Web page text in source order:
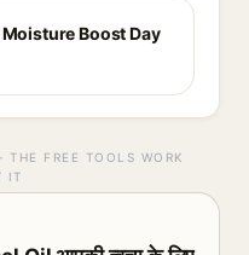
Boost Day
FREE TOOLS WORK
IT